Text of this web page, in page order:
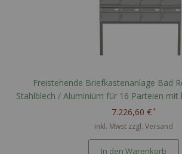
Freistehende Briefkastenanlage Bad
Stahlblech / Aluminium für 16 Parteien mit
nach PTT Norm - RAL nach
7.226,60 €
inkl. Mwst zzgl. Versand
In den Warenkorb